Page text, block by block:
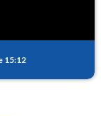
15:12